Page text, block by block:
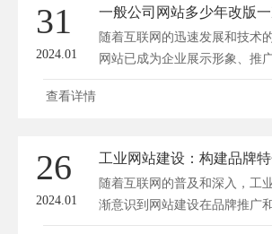
31
2024.01
一般公司网站多少年改版一
随着互联网的迅速发展和技术
网站已成为企业展示形象、推
查看详情
26
2024.01
随着互联网的普及和深入，工
渐意识到网站建设在品牌推广